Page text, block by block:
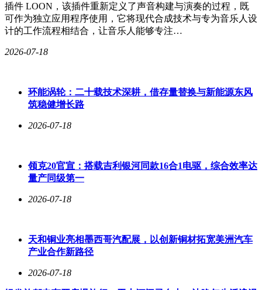
目前，该解决方案已在多个领域形成标杆案例。在应急指挥领
域，系统支持多级联动指挥模式，实现突发事件现场画面实时
通海关、海事、物流等部门数据壁垒，使船舶靠泊效率提升
插件 LOON，该插件重新定义了声音构建与演奏的过程，既
可作为独立应用程序使用，它将现代合成技术与专为音乐人设
计的工作流程相结合，让音乐人能够专注…
2026-07-18
环能涡轮：二十载技术深耕，借存量替换与新能源东风
筑稳健增长路
2026-07-18
领克20官宣：搭载吉利银河同款16合1电驱，综合效率达
量产同级第一
2026-07-18
天和铜业亮相墨西哥汽配展，以创新铜材拓宽美洲汽车
产业合作新路径
2026-07-18